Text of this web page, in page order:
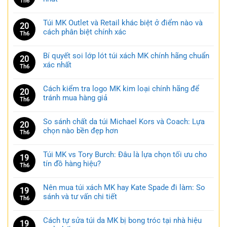
20
Th6
Túi MK Outlet và Retail khác biệt ở điểm nào và
cách phân biệt chính xác
20
Th6
Bí quyết soi lớp lót túi xách MK chính hãng chuẩn
xác nhất
20
Th6
Cách kiểm tra logo MK kim loại chính hãng để
tránh mua hàng giả
20
Th6
So sánh chất da túi Michael Kors và Coach: Lựa
chọn nào bền đẹp hơn
19
Th6
Túi MK vs Tory Burch: Đâu là lựa chọn tối ưu cho
tín đồ hàng hiệu?
19
Th6
Nên mua túi xách MK hay Kate Spade đi làm: So
sánh và tư vấn chi tiết
19
Cách tự sửa túi da MK bị bong tróc tại nhà hiệu